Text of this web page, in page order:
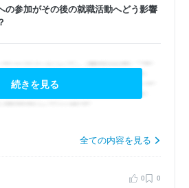
の参加がその後の就職活動へどう影響
続きを見る
全ての内容を見る
0 0